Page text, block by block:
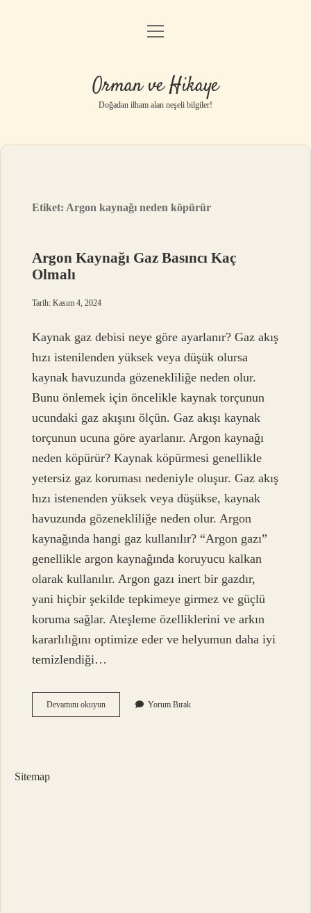
Anasayfa
Yasal Uyarı
menüyü
Orman ve Hikaye
Doğadan ilham alan neşeli bilgiler!
Etiket: Argon kaynağı neden köpürür
Argon Kaynağı Gaz Basıncı Kaç
Olmalı
Tarih: Kasım 4, 2024
Kaynak gaz debisi neye göre ayarlanır? Gaz akış
hızı istenilenden yüksek veya düşük olursa
kaynak havuzunda gözenekliliğe neden olur.
Bunu önlemek için öncelikle kaynak torçunun
ucundaki gaz akışını ölçün. Gaz akışı kaynak
torçunun ucuna göre ayarlanır. Argon kaynağı
neden köpürür? Kaynak köpürmesi genellikle
yetersiz gaz koruması nedeniyle oluşur. Gaz akış
hızı istenenden yüksek veya düşükse, kaynak
havuzunda gözenekliliğe neden olur. Argon
kaynağında hangi gaz kullanılır? “Argon gazı”
genellikle argon kaynağında koruyucu kalkan
olarak kullanılır. Argon gazı inert bir gazdır,
yani hiçbir şekilde tepkimeye girmez ve güçlü
koruma sağlar. Ateşleme özelliklerini ve arkın
kararlılığını optimize eder ve helyumun daha iyi
temizlendiği…
Devamını okuyunArgon
Kaynağı
Yorum Bırak
Sitemap